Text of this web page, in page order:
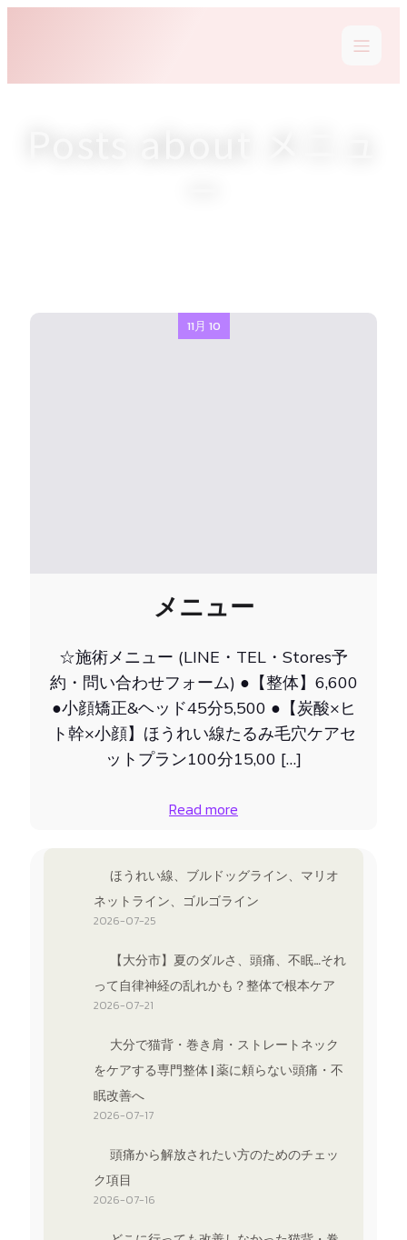
11月 10
メニュー
☆施術メニュー (LINE・TEL・Stores予
約・問い合わせフォーム) ●【整体】6,600
●小顔矯正&ヘッド45分5,500 ●【炭酸×ヒ
ト幹×小顔】ほうれい線たるみ毛穴ケアセ
ットプラン100分15,00 […]
Read more
ほうれい線、ブルドッグライン、マリオ
ネットライン、ゴルゴライン
2026-07-25
【大分市】夏のダルさ、頭痛、不眠…それ
って自律神経の乱れかも？整体で根本ケア
2026-07-21
大分で猫背・巻き肩・ストレートネック
をケアする専門整体 | 薬に頼らない頭痛・不
眠改善へ
2026-07-17
頭痛から解放されたい方のためのチェッ
ク項目
2026-07-16